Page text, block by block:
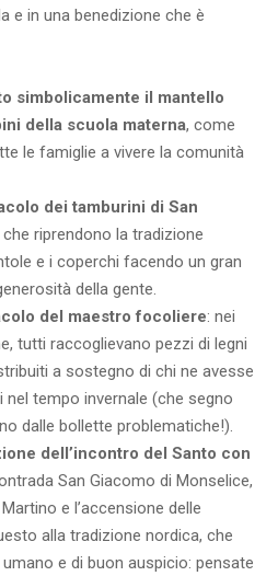
e in una benedizione che è
simbolicamente il mantello
della scuola materna, come
le famiglie a vivere la comunità
dei tamburini di San
che riprendono la tradizione
e i coperchi facendo un gran
della gente.
del maestro focoliere: nei
tutti raccoglievano pezzi di legni
a sostegno di chi ne avesse
tempo invernale (che segno
dalle bollette problematiche!).
dell’incontro del Santo con
San Giacomo di Monselice,
e l’accensione delle
alla tradizione nordica, che
e di buon auspicio: pensate